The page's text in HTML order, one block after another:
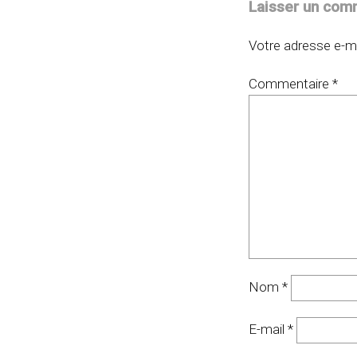
Laisser un
Votre adresse e-
Commentaire *
Nom *
E-mail *